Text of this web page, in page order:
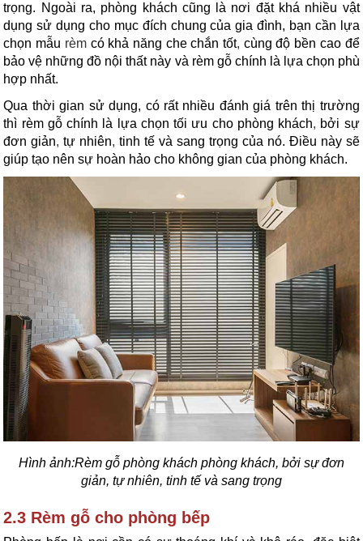
trọng. Ngoài ra, phòng khách cũng là nơi đặt khá nhiều vật
dụng sử dụng cho mục đích chung của gia đình, bạn cần lựa
chọn mẫu rèmcó khả năng che chắn tốt, cùng độ bền cao để
bảo vệ những đồ nội thất này và rèm gỗ chính là lựa chọn phù
hợp nhất.
Qua thời gian sử dụng, có rất nhiều đánh giá trên thị trường
thì rèm gỗ chính là lựa chọn tối ưu cho phòng khách, bởi sự
đơn giản, tự nhiên, tinh tế và sang trọng của nó. Điều này sẽ
giúp tạo nên sự hoàn hảo cho không gian của phòng khách.
Hình ảnh:Rèm gỗ phòng khách phòng khách, bởi sự đơn
giản, tự nhiên, tinh tế và sang trọng
2.3 Rèm gỗ cho phòng bếp